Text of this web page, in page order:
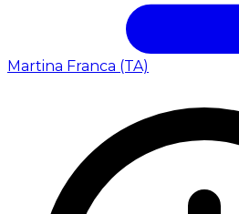
Martina Franca (TA)